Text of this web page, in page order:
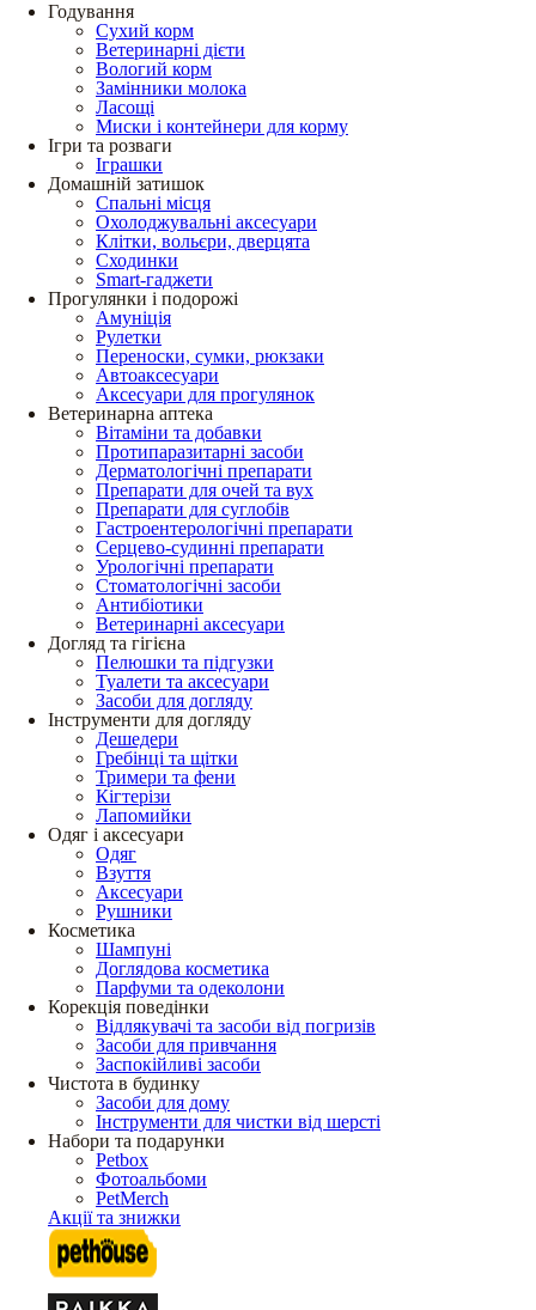
Годування
Сухий корм
Ветеринарні дієти
Вологий корм
Замінники молока
Ласощі
Миски і контейнери для корму
Ігри та розваги
Іграшки
Домашній затишок
Спальні місця
Охолоджувальні аксесуари
Клітки, вольєри, дверцята
Сходинки
Smart-гаджети
Прогулянки і подорожі
Амуніція
Рулетки
Переноски, сумки, рюкзаки
Автоаксесуари
Аксесуари для прогулянок
Ветеринарна аптека
Вітаміни та добавки
Протипаразитарні засоби
Дерматологічні препарати
Препарати для очей та вух
Препарати для суглобів
Гастроентерологічні препарати
Серцево-судинні препарати
Урологічні препарати
Стоматологічні засоби
Антибіотики
Ветеринарні аксесуари
Догляд та гігієна
Пелюшки та підгузки
Туалети та аксесуари
Засоби для догляду
Інструменти для догляду
Дешедери
Гребінці та щітки
Тримери та фени
Кігтерізи
Лапомийки
Одяг і аксесуари
Одяг
Взуття
Аксесуари
Рушники
Косметика
Шампуні
Доглядова косметика
Парфуми та одеколони
Корекція поведінки
Відлякувачі та засоби від погризів
Засоби для привчання
Заспокійливі засоби
Чистота в будинку
Засоби для дому
Інструменти для чистки від шерсті
Набори та подарунки
Petbox
Фотоальбоми
PetMerch
Акції та знижки